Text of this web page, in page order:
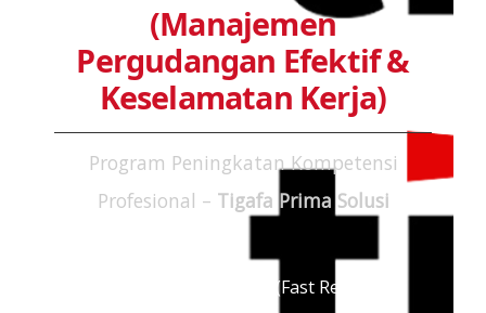
(Manajemen
Pergudangan Efektif &
Keselamatan Kerja)
Program Peningkatan Kompetensi
Profesional – Tigafa Prima Solusi
Konsultasi Pendaftaran (Fast Response):